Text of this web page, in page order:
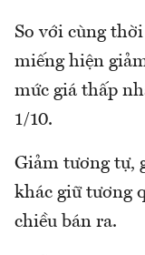
So với cùng
miếng hiện
mức giá thấp
1/10.
Giảm tương tự,
khác giữ tương
chiều bán ra.